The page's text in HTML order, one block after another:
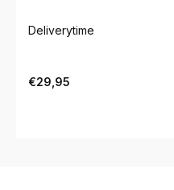
Deliverytime
€29,95